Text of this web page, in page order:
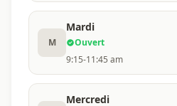
M
Mardi
Ouvert
9:15-11:45 am
Mercredi